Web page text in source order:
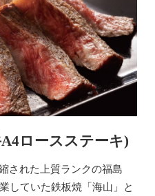
ロースステーキ)
された上質ランクの福島
していた鉄板焼「海山」と